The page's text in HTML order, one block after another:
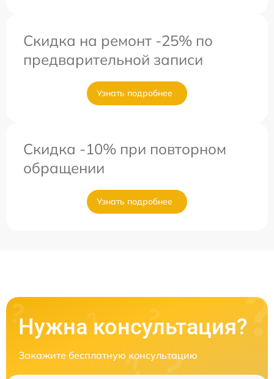
Скидка на ремонт -25% по
предварительной записи
Узнать подробнее
Скидка -10% при повторном
обращении
Узнать подробнее
Нужна консультация?
Закажите бесплатную консультацию